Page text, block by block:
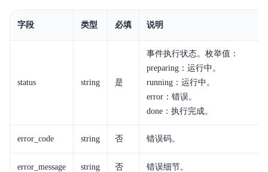
字段 类型 必填 说明
status string 是
事件执行状态。枚举值：
preparing：运行中。
running：运行中。
error：错误。
done：执行完成。
error_code string 否 错误码。
error_message string 否 错误细节。